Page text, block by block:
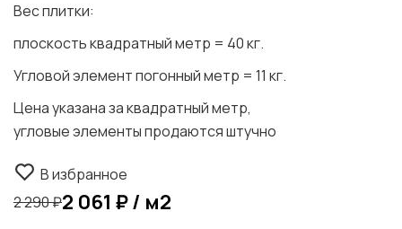
Вес плитки:
плоскость квадратный метр = 40 кг.
Угловой элемент погонный метр = 11 кг.
Цена указана за квадратный метр,
угловые элементы продаются штучно
В избранное
2 290 ₽2 061 ₽ / м2